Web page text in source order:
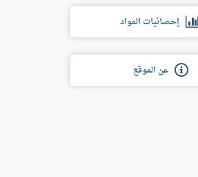
إحصائيات المواد
عن الموقع